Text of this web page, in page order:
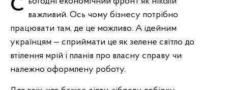
Сьогодні економічний фронт як ніколи важливий. Ось чому бізнесу потрібно
працювати там, де це можливо. А ідейним
українцям — сприймати це як зелене світло до
втілення мрій і планів про власну справу чи
належно оформлену роботу.